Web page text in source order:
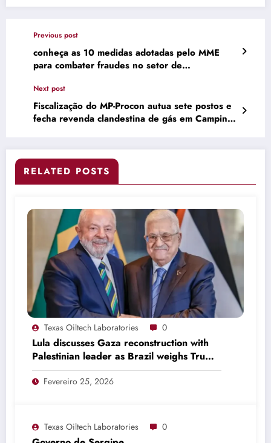
Previous post
conheça as 10 medidas adotadas pelo MME
para combater fraudes no setor de
Next post
Fiscalização do MP-Procon autua sete postos e
fecha revenda clandestina de gás em Campina
RELATED POSTS
Texas Oiltech Laboratories 0
Lula discusses Gaza reconstruction with
Palestinian leader as Brazil weighs Trump
invitation
Fevereiro 25, 2026
Texas Oiltech Laboratories 0